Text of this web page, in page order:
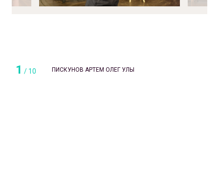
1 / 10 ПИСКУНОВ АРТЕМ ОЛЕГ УЛЫ